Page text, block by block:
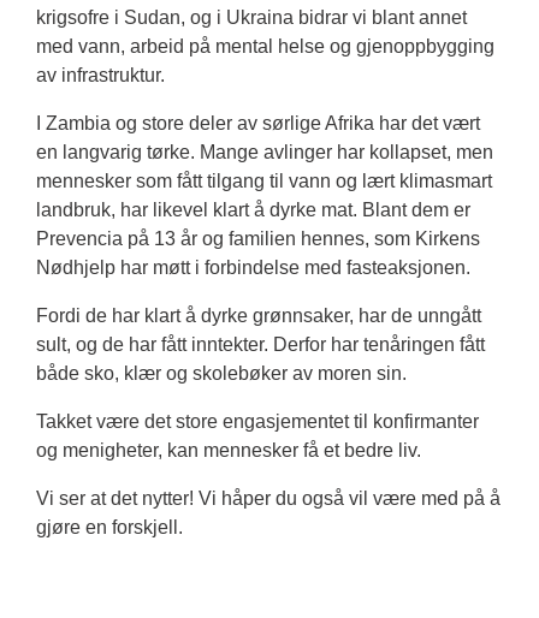
krigsofre i Sudan, og i Ukraina bidrar vi blant annet
med vann, arbeid på mental helse og gjenoppbygging
av infrastruktur.
I Zambia og store deler av sørlige Afrika har det vært
en langvarig tørke. Mange avlinger har kollapset, men
mennesker som fått tilgang til vann og lært klimasmart
landbruk, har likevel klart å dyrke mat. Blant dem er
Prevencia på 13 år og familien hennes, som Kirkens
Nødhjelp har møtt i forbindelse med fasteaksjonen.
Fordi de har klart å dyrke grønnsaker, har de unngått
sult, og de har fått inntekter. Derfor har tenåringen fått
både sko, klær og skolebøker av moren sin.
Takket være det store engasjementet til konfirmanter
og menigheter, kan mennesker få et bedre liv.
Vi ser at det nytter! Vi håper du også vil være med på å
gjøre en forskjell.